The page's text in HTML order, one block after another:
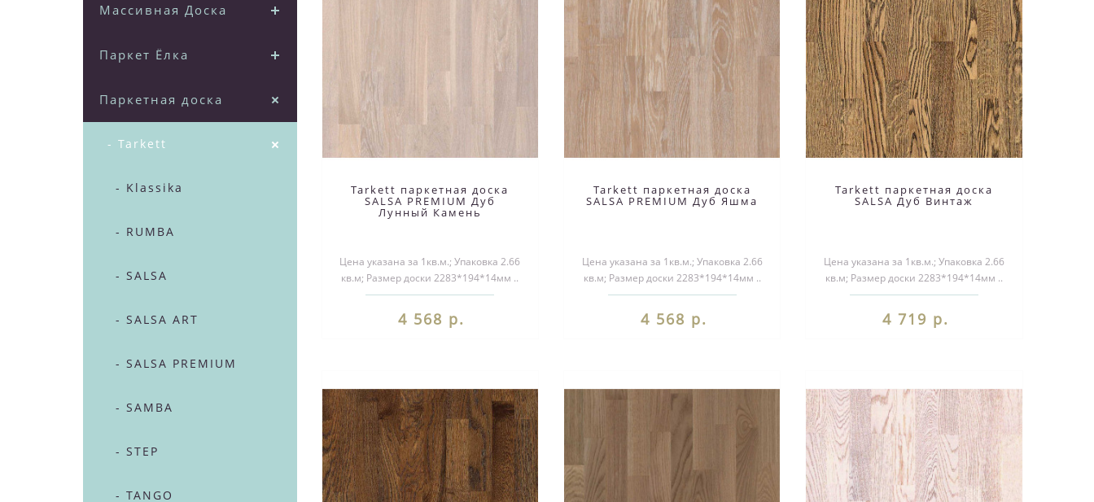
Массивная Доска
Паркет Ёлка
Паркетная доска
- Tarkett
- Klassika
- RUMBA
- SALSA
- SALSA ART
- SALSA PREMIUM
- SAMBA
- STEP
- TANGO
Tarkett паркетная доска
SALSA PREMIUM Дуб
Лунный Камень
Цена указана за 1кв.м.; Упаковка 2.66
кв.м; Размер доски 2283*194*14мм ..
4 568 р.
Tarkett паркетная доска
SALSA PREMIUM Дуб Яшма
Цена указана за 1кв.м.; Упаковка 2.66
кв.м; Размер доски 2283*194*14мм ..
4 568 р.
Tarkett паркетная доска
SALSA Дуб Винтаж
Цена указана за 1кв.м.; Упаковка 2.66
кв.м; Размер доски 2283*194*14мм ..
4 719 р.